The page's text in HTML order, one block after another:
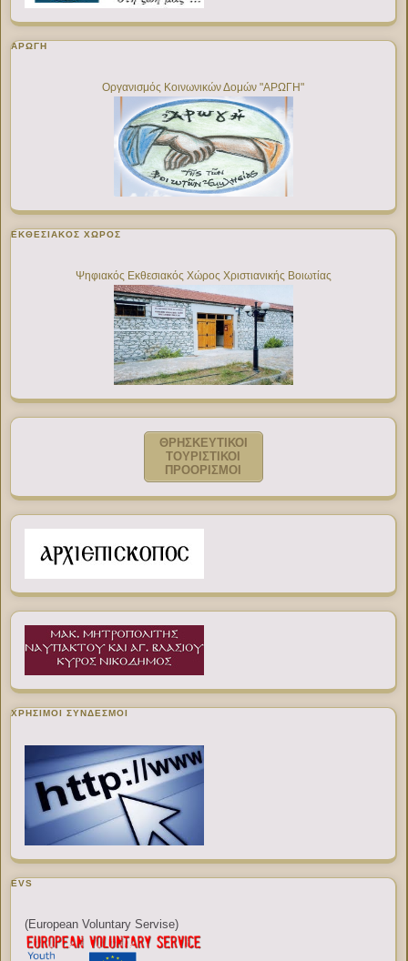
ΑΡΩΓΗ
Οργανισμός Κοινωνικών Δομών "ΑΡΩΓΗ"
ΕΚΘΕΣΙΑΚΌΣ ΧΏΡΟΣ
Ψηφιακός Εκθεσιακός Χώρος Χριστιανικής Βοιωτίας
ΘΡΗΣΚΕΥΤΙΚΟΙ
ΤΟΥΡΙΣΤΙΚΟΙ
ΠΡΟΟΡΙΣΜΟΙ
ΧΡΉΣΙΜΟΙ ΣΎΝΔΕΣΜΟΙ
EVS
(European Voluntary Servise)